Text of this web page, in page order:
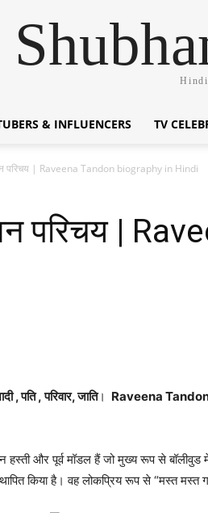
& INFLUENCERS TV
परिचय | Raveena Tandon biography in Hindi
परिचय |
, पति , परिवार, जाति। Raveena
हस्ती और पूर्व मॉडल हैं जो मुख्य रूप से
किया है। वह लोकप्रिय रूप से “मस्त मस्त